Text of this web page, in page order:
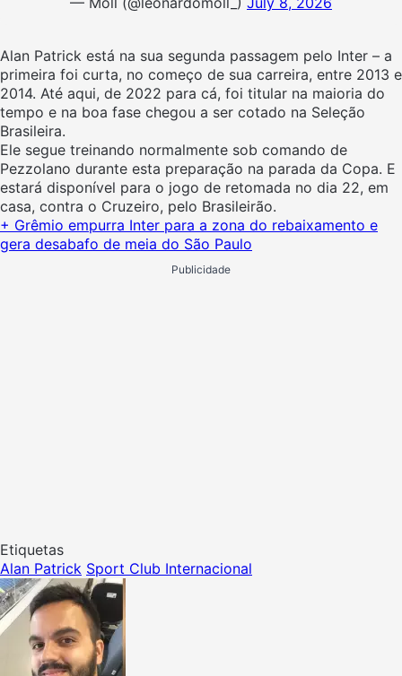
Alan Patrick está na sua segunda passagem pelo Inter – a
primeira foi curta, no começo de sua carreira, entre 2013 e
2014. Até aqui, de 2022 para cá, foi titular na maioria do
tempo e na boa fase chegou a ser cotado na Seleção
Brasileira.
Ele segue treinando normalmente sob comando de
Pezzolano durante esta preparação na parada da Copa. E
estará disponível para o jogo de retomada no dia 22, em
casa, contra o Cruzeiro, pelo Brasileirão.
+ Grêmio empurra Inter para a zona do rebaixamento e
gera desabafo de meia do São Paulo
Publicidade
Etiquetas
Alan Patrick Sport Club Internacional